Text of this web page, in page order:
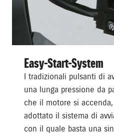
Easy-Start-System
I tradizionali pulsanti di
una lunga pressione da
che il motore si
adottato il sistema di
con il quale basta una